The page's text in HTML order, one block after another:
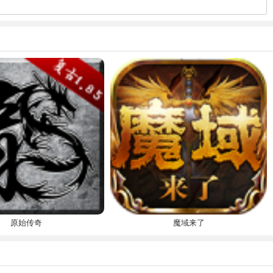
原始传奇 魔域来了